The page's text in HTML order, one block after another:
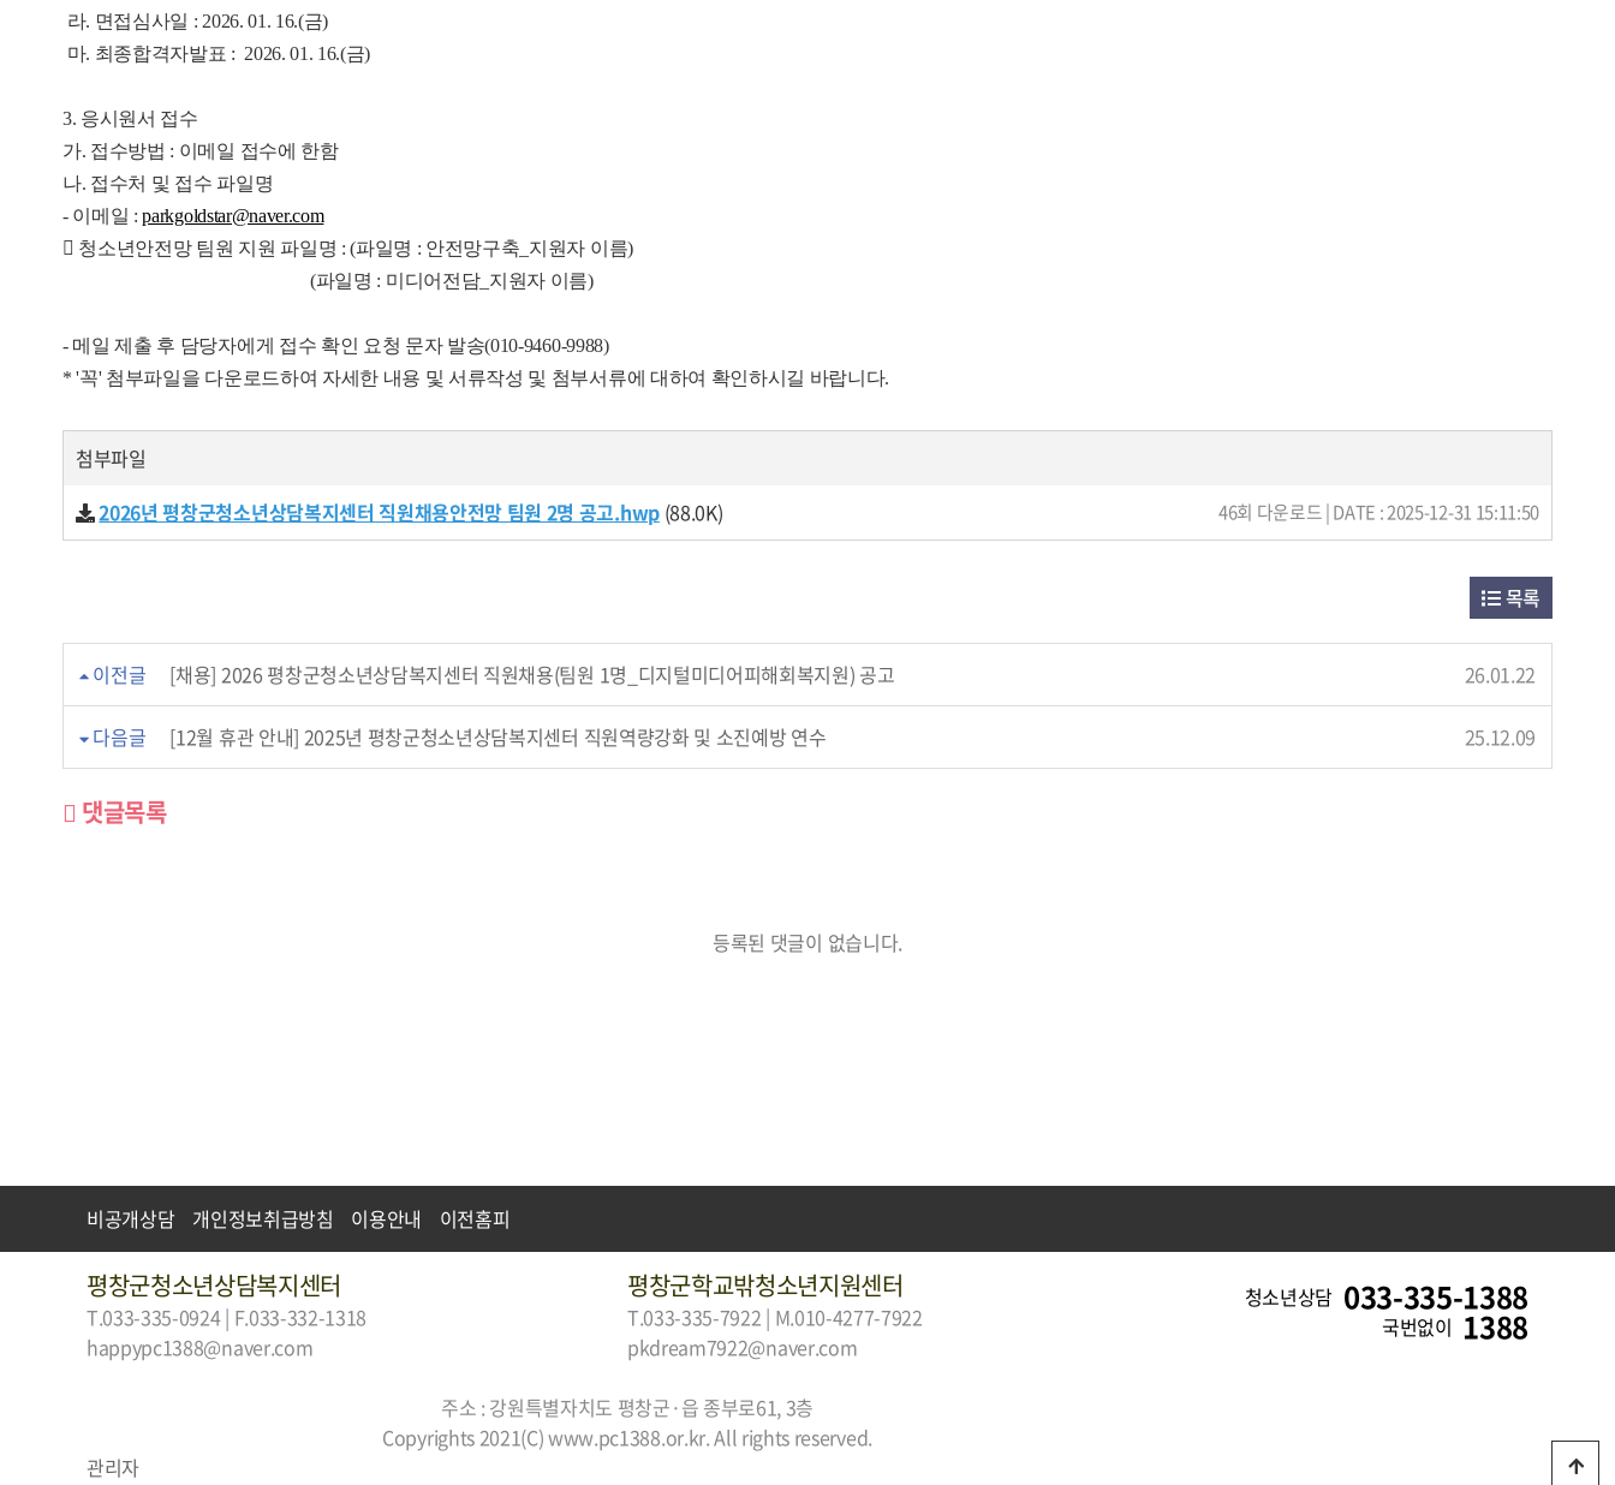
라. 면접심사일 : 2026. 01. 16.(금)
마. 최종합격자발표 : 2026. 01. 16.(금)
3. 응시원서 접수
가. 접수방법 : 이메일 접수에 한함
나. 접수처 및 접수 파일명
- 이메일 :parkgoldstar@naver.com
 청소년안전망 팀원 지원 파일명 : (파일명 : 안전망구축_지원자 이름)
(파일명 : 미디어전담_지원자 이름)
- 메일 제출 후 담당자에게 접수 확인 요청 문자 발송(010-9460-9988)
* '꼭' 첨부파일을 다운로드하여 자세한 내용 및 서류작성 및 첨부서류에 대하여 확인하시길 바랍니다.
첨부파일
2026년 평창군청소년상담복지센터 직원채용안전망 팀원 2명 공고.hwp(88.0K) 46회 다운로드 | DATE : 2025-12-31 15:11:50
목록
이전글 [채용] 2026 평창군청소년상담복지센터 직원채용(팀원 1명_디지털미디어피해회복지원) 공고 26.01.22
다음글 [12월 휴관 안내] 2025년 평창군청소년상담복지센터 직원역량강화 및 소진예방 연수 25.12.09
댓글목록
등록된 댓글이 없습니다.
비공개상담 개인정보취급방침 이용안내 이전홈피
평창군청소년상담복지센터
T.033-335-0924 | F.033-332-1318
happypc1388@naver.com
평창군학교밖청소년지원센터
T.033-335-7922 | M.010-4277-7922
pkdream7922@naver.com
주소 : 강원특별자치도 평창군·읍 종부로61, 3층
Copyrights 2021(C) www.pc1388.or.kr. All rights reserved.
관리자
청소년상담 033-335-1388
국번없이 1388